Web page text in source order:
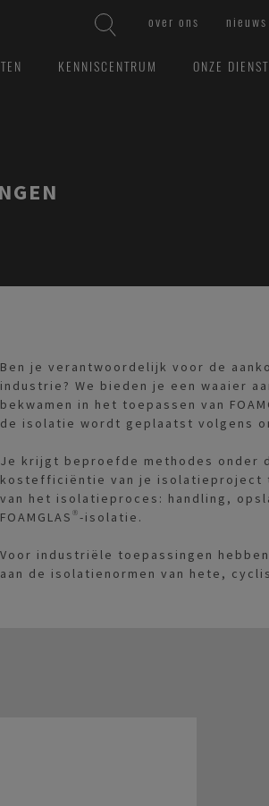
over ons nieuws
KENNISCENTRUM ONZE
Ben je verantwoordelijk voor de
industrie? We bieden je een waaier
bekwamen in het toepassen van
de isolatie wordt geplaatst volgens
Je krijgt beproefde methodes onder
kostefficiëntie van je isolatieproject
van het isolatieproces: handling,
FOAMGLAS®-isolatie.
Voor industriële toepassingen
aan de isolatienormen van hete,